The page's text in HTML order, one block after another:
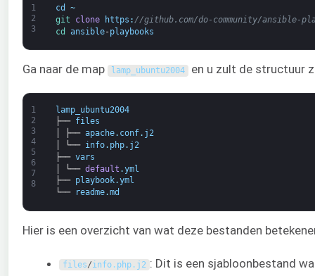
1
2
3
cd
~
git
clone https : //github.com/do-community/ansible-
cd ansible-playbooks
Ga naar de map lamp_ubuntu2004 en u zult de structuur
1
2
3
4
5
6
7
8
lamp_ubuntu2004
├──
files
├── apache. conf. j2
└── info. php. j2
├── vars
└── default .yml
├──
playbook.yml
└──
readme.md
Hier is een overzicht van wat deze bestanden
files/info. php. j2 : Dit is een sjabloonbestand